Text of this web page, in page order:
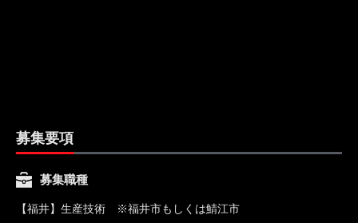
募集要項
募集職種
【福井】生産技術 ※福井市もしくは鯖江市